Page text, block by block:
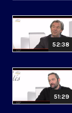
52:38
51:29